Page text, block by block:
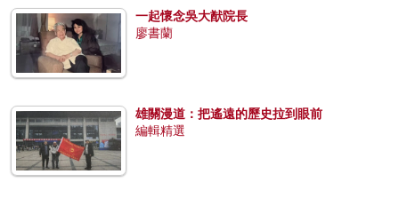
一起懷念吳大猷院長
廖書蘭
雄關漫道：把遙遠的歷史拉到眼前
編輯精選